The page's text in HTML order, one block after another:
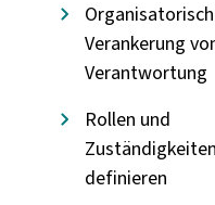
Verankerung
Verantwortung
Rollen und
definieren